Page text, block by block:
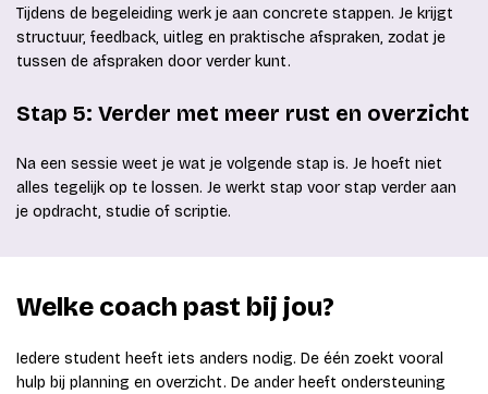
Tijdens de begeleiding werk je aan concrete stappen. Je krijgt
structuur, feedback, uitleg en praktische afspraken, zodat je
tussen de afspraken door verder kunt.
Stap 5: Verder met meer rust en overzicht
Na een sessie weet je wat je volgende stap is. Je hoeft niet
alles tegelijk op te lossen. Je werkt stap voor stap verder aan
je opdracht, studie of scriptie.
Welke coach past bij jou?
Iedere student heeft iets anders nodig. De één zoekt vooral
hulp bij planning en overzicht. De ander heeft ondersteuning